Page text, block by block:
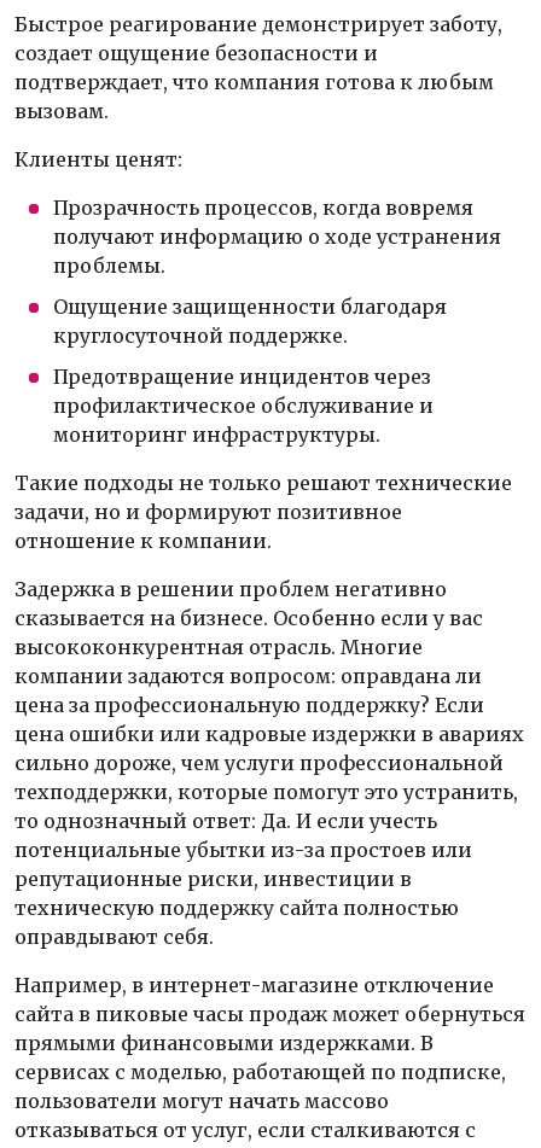
Быстрое реагирование демонстрирует заботу,
создает ощущение безопасности и
подтверждает, что компания готова к любым
вызовам.
Клиенты ценят:
Прозрачность процессов, когда вовремя
получают информацию о ходе устранения
проблемы.
Ощущение защищенности благодаря
круглосуточной поддержке.
Предотвращение инцидентов через
профилактическое обслуживание и
мониторинг инфраструктуры.
Такие подходы не только решают технические
задачи, но и формируют позитивное
отношение к компании.
Задержка в решении проблем негативно
сказывается на бизнесе. Особенно если у вас
высококонкурентная отрасль. Многие
компании задаются вопросом: оправдана ли
цена за профессиональную поддержку? Если
цена ошибки или кадровые издержки в авариях
сильно дороже, чем услуги профессиональной
техподдержки, которые помогут это устранить,
то однозначный ответ: Да. И если учесть
потенциальные убытки из-за простоев или
репутационные риски, инвестиции в
техническую поддержку сайта полностью
оправдывают себя.
Например, в интернет-магазине отключение
сайта в пиковые часы продаж может обернуться
прямыми финансовыми издержками. В
сервисах с моделью, работающей по подписке,
пользователи могут начать массово
отказываться от услуг, если сталкиваются с